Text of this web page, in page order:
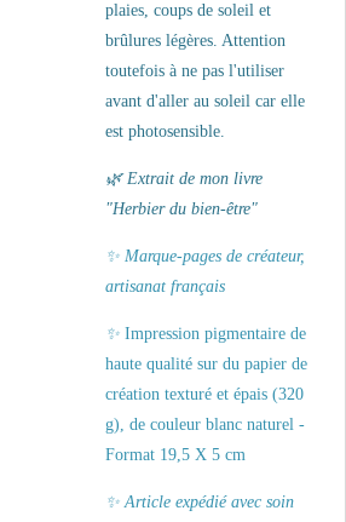
plaies, coups de soleil et
brûlures légères. Attention
toutefois à ne pas l'utiliser
avant d'aller au soleil car elle
est photosensible.
🌿Extrait de mon livre
"Herbier du bien-être"
✨ Marque-pages de créateur,
artisanat français
✨ Impression pigmentaire de
haute qualité sur du papier de
création texturé et épais (320
g), de couleur blanc naturel -
Format 19,5 X 5 cm
✨ Article expédié avec soin